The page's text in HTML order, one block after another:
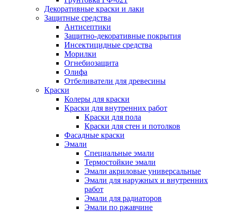
Декоративные краски и лаки
Защитные средства
Антисептики
Защитно-декоративные покрытия
Инсектицидные средства
Морилки
Огнебиозащита
Олифа
Отбеливатели для древесины
Краски
Колеры для краски
Краски для внутренних работ
Краски для пола
Краски для стен и потолков
Фасадные краски
Эмали
Специальные эмали
Термостойкие эмали
Эмали акриловые универсальные
Эмали для наружных и внутренних
работ
Эмали для радиаторов
Эмали по ржавчине